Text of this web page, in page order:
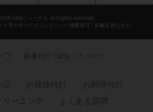
© CaSyジャーナル. All rights reserved.
ト等のすべてのコンテンツの無断複写・転載を禁じます。
家事代行 CaSy（カジー）
お掃除代行
お料理代行
ーニング
よくある質問